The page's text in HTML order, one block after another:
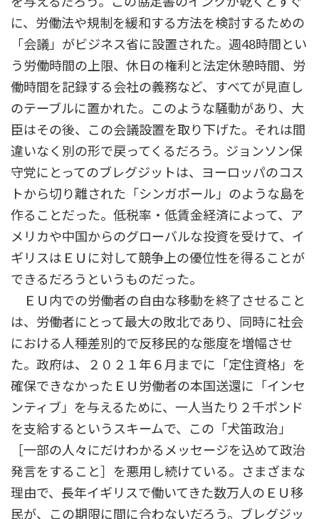
に、労働法や規制を緩和する方法を検討するための
「会議」がビジネス省に設置された。週48時間とい
う労働時間の上限、休日の権利と法定休憩時間、労
働時間を記録する会社の義務など、すべてが見直し
のテーブルに置かれた。このような騒動があり、大
臣はその後、この会議設置を取り下げた。それは間
違いなく別の形で戻ってくるだろう。ジョンソン保
守党にとってのブレグジットは、ヨーロッパのコス
トから切り離された「シンガポール」のような島を
作ることだった。低税率・低賃金経済によって、ア
メリカや中国からのグローバルな投資を受けて、イ
ギリスはＥＵに対して競争上の優位性を得ることが
できるだろうというものだった。
ＥＵ内での労働者の自由な移動を終了させること
は、労働者にとって最大の敗北であり、同時に社会
における人種差別的で反移民的な態度を増幅させ
た。政府は、２０２１年６月までに「定住資格」を
確保できなかったＥＵ労働者の本国送還に「インセ
ンティブ」を与えるために、一人当たり２千ポンド
を支給するというスキームで、この「犬笛政治」
［一部の人々にだけわかるメッセージを込めて政治
発言をすること］を悪用し続けている。さまざまな
理由で、長年イギリスで働いてきた数万人のＥＵ移
民が、この期限に間に合わないだろう。ブレグジッ